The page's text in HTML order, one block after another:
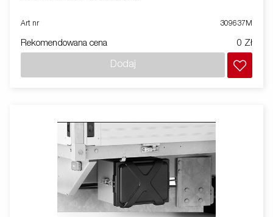
Art nr 309637M
Rekomendowana cena 0 Zł
Dodaj